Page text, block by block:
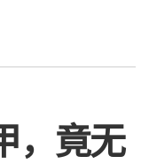
，竟无